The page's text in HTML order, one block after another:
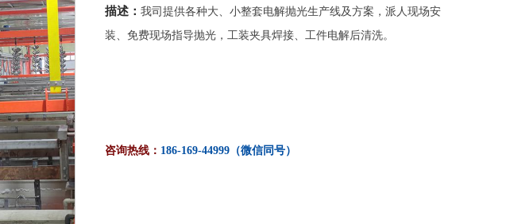
描述： 我司提供各种大、小整套电解抛光生产线及方案，派人现场安
装、免费现场指导抛光，工装夹具焊接、工件电解后清洗。
咨询热线： 186-169-44999（微信同号）